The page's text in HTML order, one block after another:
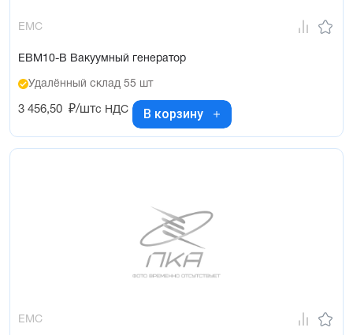
EMC
EBM10-B Вакуумный генератор
Удалённый склад 55 шт
3 456,50 ₽/штс НДС В корзину
EMC